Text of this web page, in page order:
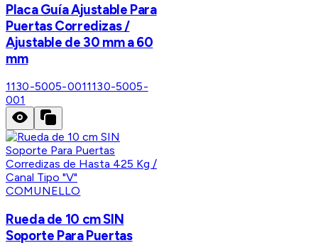
Placa Guía Ajustable Para
Puertas Corredizas /
Ajustable de 30 mm a 60
mm
1130-5005-0011130-5005-
001
COMUNELLO
Rueda de 10 cm SIN
Soporte Para Puertas